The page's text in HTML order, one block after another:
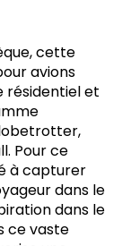
cette
avions
résidentiel et
Pour ce
à capturer
dans le
dans le
ce vaste